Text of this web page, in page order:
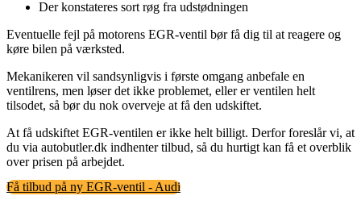
Der konstateres sort røg fra udstødningen
Eventuelle fejl på motorens EGR-ventil bør få dig til at reagere og
køre bilen på værksted.
Mekanikeren vil sandsynligvis i første omgang anbefale en
ventilrens, men løser det ikke problemet, eller er ventilen helt
tilsodet, så bør du nok overveje at få den udskiftet.
At få udskiftet EGR-ventilen er ikke helt billigt. Derfor foreslår vi, at
du via autobutler.dk indhenter tilbud, så du hurtigt kan få et overblik
over prisen på arbejdet.
Få tilbud på ny EGR-ventil - Audi